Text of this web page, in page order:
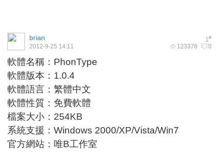
1#
brian
123378 0
2012-9-25 14:11
軟體名稱：PhonType
軟體版本：1.0.4
軟體語言：繁體中文
軟體性質：免費軟體
檔案大小：254KB
系統支援：Windows 2000/XP/Vista/Win7
官方網站：唯B工作室